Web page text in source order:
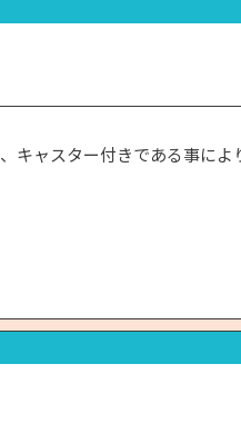
キャスター付きである事によ